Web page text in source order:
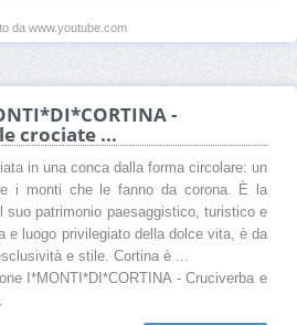
da www.youtube.com
-
crociate ...
in una conca dalla forma circolare: un
i monti che le fanno da corona. È la
suo patrimonio paesaggistico, turistico e
e luogo privilegiato della dolce vita, è da
e stile. Cortina è ...
I*MONTI*DI*CORTINA - Cruciverba e